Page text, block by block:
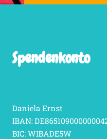
Spendenkonto
Daniela Ernst
IBAN:
BIC: WIBADE5W